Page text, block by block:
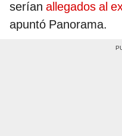
serían allegados al
apuntó Panorama.